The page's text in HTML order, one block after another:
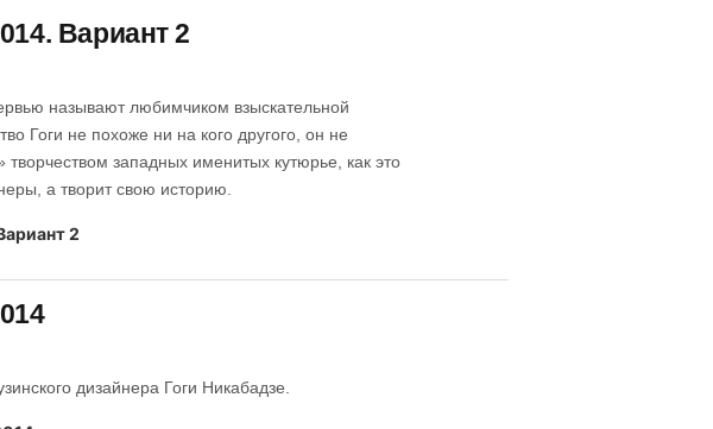
Вариант 2
называют любимчиком взыскательной
Гоги не похоже ни на кого другого, он не
творчеством западных именитых кутюрье, как это
а творит свою историю.
дизайнера Гоги Никабадзе.